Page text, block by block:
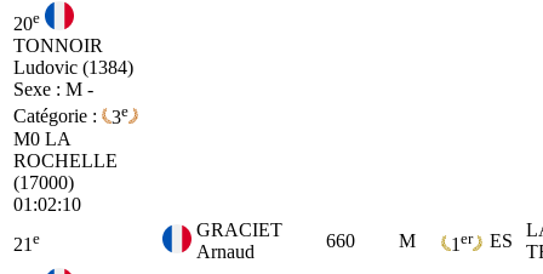
20e
TONNOIR
Ludovic (1384)
Sexe : M -
Catégorie :
3e
M0 LA
ROCHELLE
(17000)
01:02:10
21 e
GRACIET
Arnaud
660 M 1 er ES